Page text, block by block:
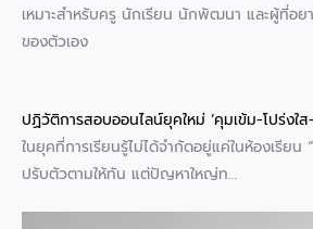
เหมาะสำหรับครู นักเรียน นักพัฒนา และผู้ที่อย
ของตัวเอง
ปฏิวัติการสอบออนไลน์ยุคใหม่ ‘คุมเข้ม-โปร่งใส
ในยุคที่การเรียนรู้ไม่ได้จำกัดอยู่แค่ในห้องเรีย
ปรับตัวตามให้ทัน แต่ปัญหาใหญ่ท…